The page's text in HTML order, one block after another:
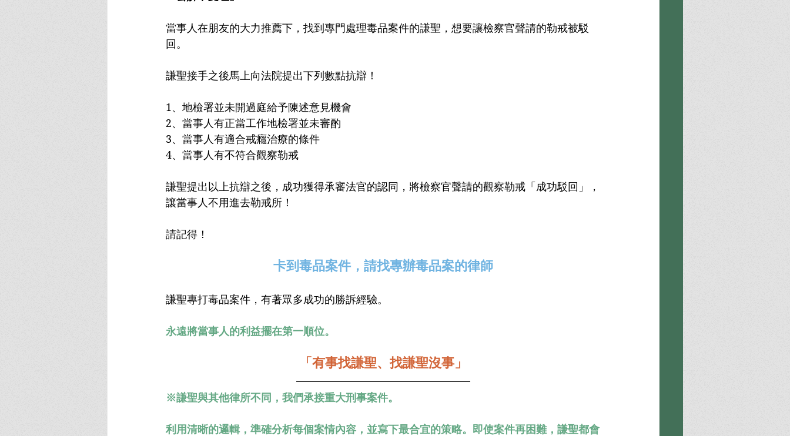
當事人在朋友的大力推薦下，找到專門處理毒品案件的謙聖，想要讓檢察官聲請的勒戒被駁
回。
謙聖接手之後馬上向法院提出下列數點抗辯！
1、地檢署並未開過庭給予陳述意見機會
2、當事人有正當工作地檢署並未審酌
3、當事人有適合戒癮治療的條件
4、當事人有不符合觀察勒戒
謙聖提出以上抗辯之後，成功獲得承審法官的認同，將檢察官聲請的觀察勒戒「成功駁回」，
讓當事人不用進去勒戒所！
請記得！
卡到毒品案件，請找專辦毒品案的律師
謙聖專打毒品案件，有著眾多成功的勝訴經驗。
永遠將當事人的利益擺在第一順位。
「有事找謙聖、找謙聖沒事」
※謙聖與其他律所不同，我們承接重大刑事案件。
利用清晰的邏輯，準確分析每個案情內容，並寫下最合宜的策略。即使案件再困難，謙聖都會